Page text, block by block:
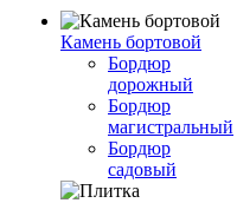
Камень бортовой
Бордюр
дорожный
Бордюр
магистральный
Бордюр
садовый